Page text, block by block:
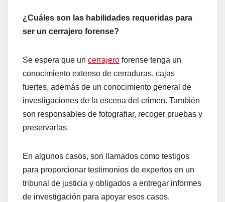
¿Cuáles son las habilidades requeridas para
ser un cerrajero forense?
Se espera que un cerrajero forense tenga un
conocimiento extenso de cerraduras, cajas
fuertes, además de un conocimiento general de
investigaciones de la escena del crimen. También
son responsables de fotografiar, recoger pruebas y
preservarlas.
En algunos casos, son llamados como testigos
para proporcionar testimonios de expertos en un
tribunal de justicia y obligados a entregar informes
de investigación para apoyar esos casos.